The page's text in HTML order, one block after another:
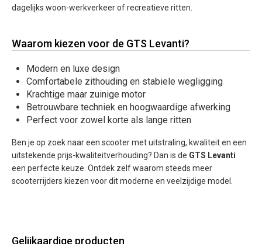
dagelijks woon-werkverkeer of recreatieve ritten.
Waarom kiezen voor de GTS Levanti?
Modern en luxe design
Comfortabele zithouding en stabiele wegligging
Krachtige maar zuinige motor
Betrouwbare techniek en hoogwaardige afwerking
Perfect voor zowel korte als lange ritten
Ben je op zoek naar een scooter met uitstraling, kwaliteit en een
uitstekende prijs-kwaliteitverhouding? Dan is de GTS Levanti
een perfecte keuze. Ontdek zelf waarom steeds meer
scooterrijders kiezen voor dit moderne en veelzijdige model.
Gelijkaardige producten